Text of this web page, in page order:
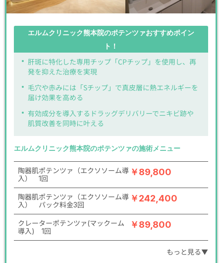
エルムクリニック熊本院のポテンツァおすすめポイン
ト！
肝斑に特化した専用チップ「CPチップ」を使用し、再
発を抑えた治療を実現
毛穴や赤みには「Sチップ」で真皮層に熱エネルギーを
届け効果を高める
有効成分を導入するドラッグデリバリーでニキビ跡や
肌質改善を同時に叶える
エルムクリニック熊本院のポテンツァの施術メニュー
陶器肌ポテンツァ（エクソソーム導
入） 1回
￥89,800
陶器肌ポテンツァ（エクソソーム導
入） パック料金3回
￥242,400
クレーターポテンツァ(マックーム
導入) 1回
￥89,800
もっと見る▼